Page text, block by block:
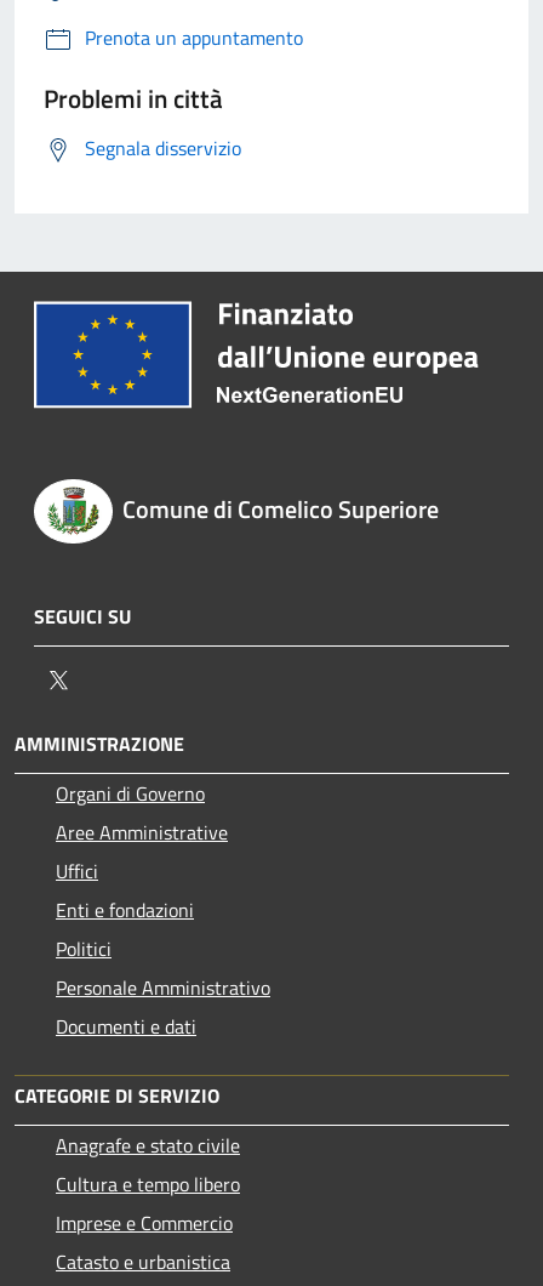
Prenota un appuntamento
Problemi in città
Segnala disservizio
Comune di Comelico Superiore
SEGUICI SU
AMMINISTRAZIONE
Organi di Governo
Aree Amministrative
Uffici
Enti e fondazioni
Politici
Personale Amministrativo
Documenti e dati
CATEGORIE DI SERVIZIO
Anagrafe e stato civile
Cultura e tempo libero
Imprese e Commercio
Catasto e urbanistica